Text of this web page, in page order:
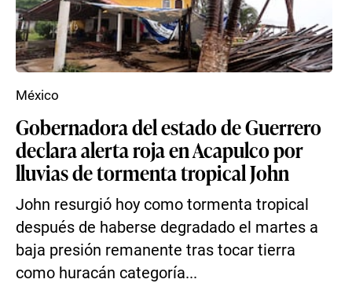
Gobernadora del estado de Guerrero
declara alerta roja en Acapulco por
lluvias de tormenta tropical John
John resurgió hoy como tormenta tropical
después de haberse degradado el martes a
baja presión remanente tras tocar tierra
como huracán categoría...
México